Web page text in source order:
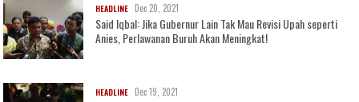
HEADLINE Dec 20, 2021
Said Iqbal: Jika Gubernur Lain Tak Mau Revisi Upah seperti
Anies, Perlawanan Buruh Akan Meningkat!
HEADLINE Dec 19, 2021